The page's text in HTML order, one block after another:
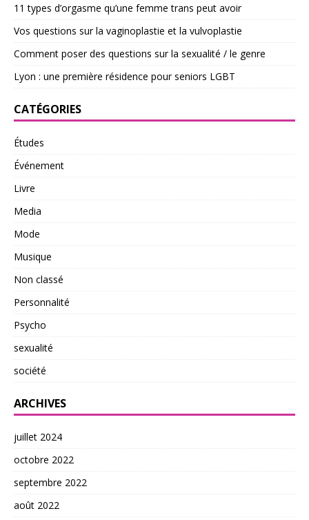
11 types d’orgasme qu’une femme trans peut avoir
Vos questions sur la vaginoplastie et la vulvoplastie
Comment poser des questions sur la sexualité / le genre
Lyon : une première résidence pour seniors LGBT
CATÉGORIES
Études
Événement
Livre
Media
Mode
Musique
Non classé
Personnalité
Psycho
sexualité
société
ARCHIVES
juillet 2024
octobre 2022
septembre 2022
août 2022